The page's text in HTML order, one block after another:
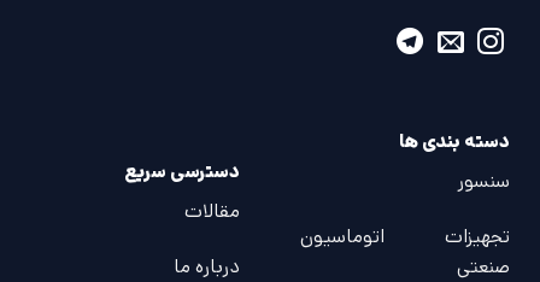
دسته بندی ها
سنسور
تجهیزات اتوماسیون
صنعتی
دسترسی سریع
مقالات
درباره ما